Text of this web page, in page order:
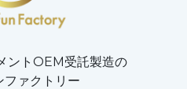
ントOEM受託製造の
ファクトリー